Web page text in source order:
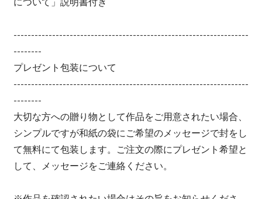
-------------------------------------------------------------------
--------
プレゼント包装について
-------------------------------------------------------------------
--------
大切な方への贈り物として作品をご用意されたい場合、
シンプルですが和紙の袋にご希望のメッセージで封をし
て無料にて包装します。ご注文の際にプレゼント希望と
して、メッセージをご連絡ください。